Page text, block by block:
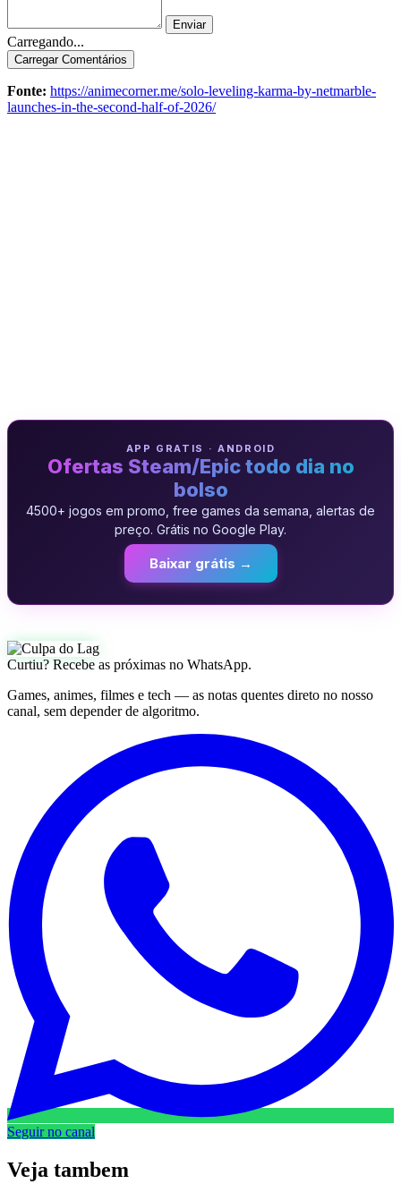
Enviar
Carregando...
Carregar Comentários
Fonte: https://animecorner.me/solo-leveling-karma-by-netmarble-
launches-in-the-second-half-of-2026/
APP GRATIS · ANDROID
Ofertas Steam/Epic todo dia no
bolso
4500+ jogos em promo, free games da semana, alertas de
preço. Grátis no Google Play.
Baixar grátis →
Curtiu? Recebe as próximas no WhatsApp.
Games, animes, filmes e tech — as notas quentes direto no nosso
canal, sem depender de algoritmo.
Seguir no canal
Veja tambem